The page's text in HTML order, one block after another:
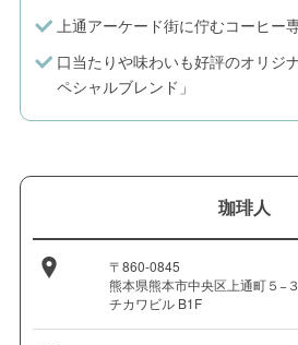
上通アーケード街に佇むコーヒー
口当たりや味わいも好評のオリジ
ペシャルブレンド」
珈琲人
〒860-0845
熊本県熊本市中央区上通町５−
チカワビル B1F